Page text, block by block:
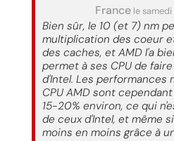
France le
Bien sûr, le 10 (et 7) nm
multiplication des coeur
des caches, et AMD l'a
permet à ses CPU de
d'Intel. Les performances
CPU AMD sont
15-20% environ, ce qui
de ceux d'Intel, et même
moins en moins grâce à